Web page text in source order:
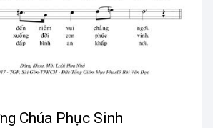
Chúa Phục Sinh